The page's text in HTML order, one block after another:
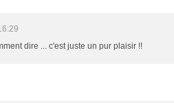
dire ... c'est juste un pur plaisir !!